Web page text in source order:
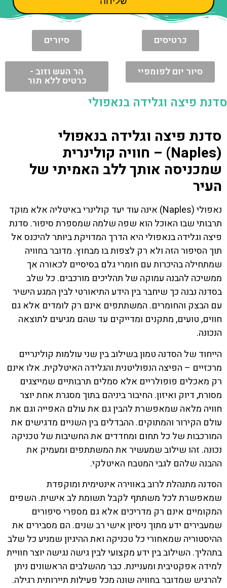
כרטיסים סיורים
סיור יום לפומפיי הר העש וזוב -
כרטיס ללא תור
סדנת פיצה וגלידה בנאפולי
סדנת פיצה וגלידה בנאפולי
(Naples) – חוויה קולינרית
שמכניסה אותך ללב האמיתי של
העיר
נאפולי (Naples) אינה עוד יעד קולינרי באיטליה אלא מוקד
תרבותי שבו האוכל הוא שפה שלמה שמספרת סיפור. סדנת
פיצה וגלידה בנאפולי היא הדרך המדויקת ביותר להיכנס אל
תוך הסיפור הזה ולא רק לצפות בו מבחוץ. מדובר בחוויה
שמתחילה בהיכרות עם חומרי גלם בסיסיים לכאורה אך
ממשיכה להבנה עמוקה של תהליכים מורכבים. כל שלב
בסדנה נבנה כך שיחבר בין הידע התיאורטי לבין המגע הישיר
עם הבצק והחומרים. המשתתפים אינם רק לומדים אלא גם
חווים, טועים, מתקנים ומדייקים עד שהם מגיעים לתוצאה
הנכונה.
הייחוד של הסדנה טמון בשילוב בין שני עולמות קולינריים
מרכזיים – הפיצה הנפוליטנית והגלידה האיטלקית. אלו אינם
רק מאכלים פופולריים אלא סמלים תרבותיים שמייצגים
מסורת, דיוק ואיזון. החיבור ביניהם בתוך מסגרת אחת יוצר
חוויה מלאה שמאפשרת להבין גם את עולם האפייה וגם את
עולם הקירור והמתוקים. ההבדלים בין השניים מדגישים את
המורכבות של כל תחום ומחדדים את החשיבות של טכניקה
נכונה. זהו שילוב שמעשיר את המשתתפים ומעמיק את
ההבנה שלהם לגבי המטבח האיטלקי.
הסדנה מתנהלת לרוב באווירה אינטימית ומוקפדת
שמאפשרת לכל משתתף לקבל תשומת לב אישית. השפים
המקומיים אינם רק מדריכים אלא גם מספרי סיפורים
שמעבירים ידע מתוך ניסיון אישי רב שנים. הם מסבירים את
ההיסטוריה שמאחורי כל טכניקה ואת ההיגיון שמניע כל שלב
בתהליך. השילוב בין ידע מקצועי לבין גישה נגישה יוצר חוויית
למידה אפקטיבית ומעניינת. כבר מהשלבים הראשונים ניתן
להרגיש שמדובר בחוויה שונה מכל פעילות תיירותית רגילה.